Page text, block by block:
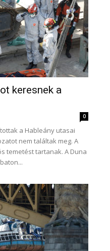
keresnek a
0
a Hableány utasai
nem találtak meg. A
temetést tartanak. A Duna